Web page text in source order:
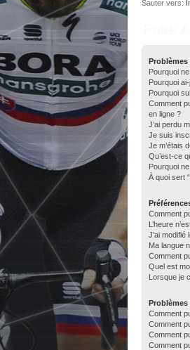
Sauter vers:
Pourquoi
Pourquoi
Pourquoi
Comment
en ligne ?
J’ai perdu
Je suis
Je m’étais
Qu’est-ce
Pourquoi
À quoi sert
Comment
L’heure
J’ai modifié
Ma langue
Comment
Quel est
Lorsque je
Comment
Comment
Comment
Comment